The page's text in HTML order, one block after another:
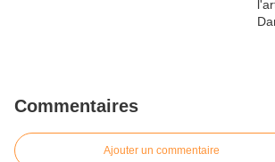
Commentaires
Ajouter un commentaire